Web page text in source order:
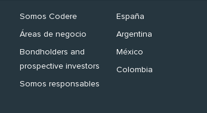
Somos Codere
Áreas de negocio
Bondholders and
prospective investors
Somos responsables
España
Argentina
México
Colombia